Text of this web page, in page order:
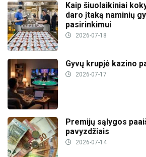
Kaip šiuolaikiniai
daro įtaką naminių
pasirinkimui
2026-07-18
Gyvų krupjė kazino
2026-07-17
Premijų sąlygos
pavyzdžiais
2026-07-14